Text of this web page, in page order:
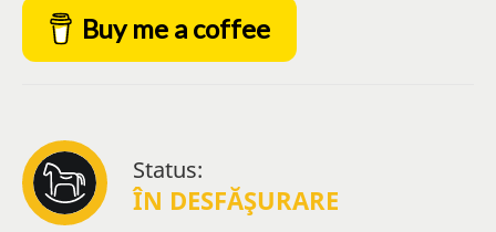
Buy me a coffee
Status:
ÎN DESFĂŞURARE